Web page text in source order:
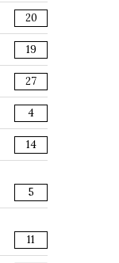
20
19
27
4
14
5
11